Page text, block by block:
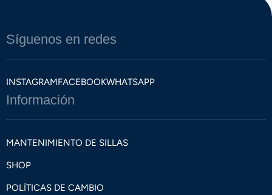
Síguenos en redes
INSTAGRAMFACEBOOKWHATSAPP
Información
MANTENIMIENTO DE SILLAS
SHOP
POLÍTICAS DE CAMBIO